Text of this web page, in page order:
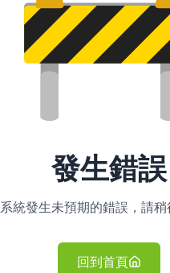
發生錯誤
系統發生未預期的錯誤，請稍
回到首頁